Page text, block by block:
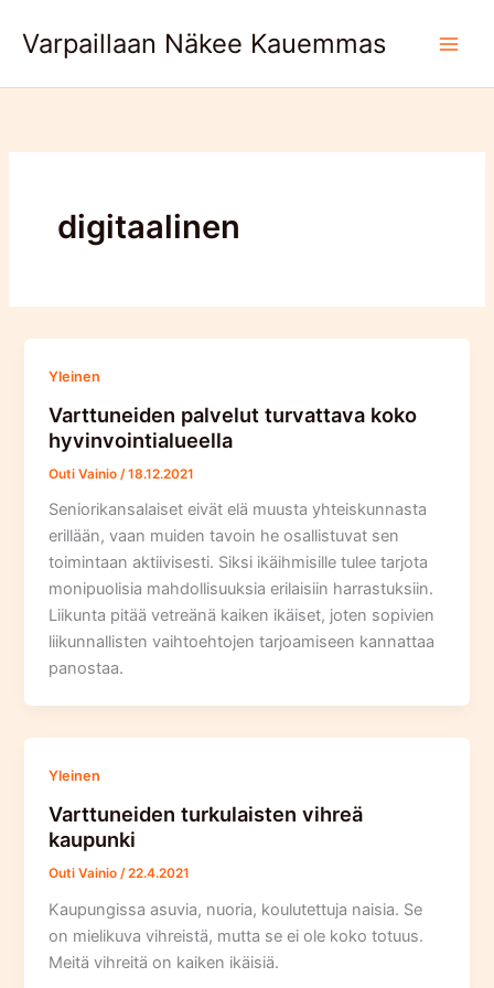
Varpaillaan Näkee Kauemmas
digitaalinen
Yleinen
Varttuneiden palvelut turvattava koko
hyvinvointialueella
Outi Vainio /18.12.2021
Seniorikansalaiset eivät elä muusta yhteiskunnasta
erillään, vaan muiden tavoin he osallistuvat sen
toimintaan aktiivisesti. Siksi ikäihmisille tulee tarjota
monipuolisia mahdollisuuksia erilaisiin harrastuksiin.
Liikunta pitää vetreänä kaiken ikäiset, joten sopivien
liikunnallisten vaihtoehtojen tarjoamiseen kannattaa
panostaa.
Yleinen
Varttuneiden turkulaisten vihreä
kaupunki
Outi Vainio/22.4.2021
Kaupungissa asuvia, nuoria, koulutettuja naisia. Se
on mielikuva vihreistä, mutta se ei ole koko totuus.
Meitä vihreitä on kaiken ikäisiä.